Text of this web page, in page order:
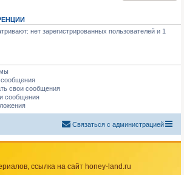
нет зарегистрированных пользователей и 1
сообщения
свои сообщения
сообщения
Связаться с администрацией
ссылка на сайт honey-land.ru